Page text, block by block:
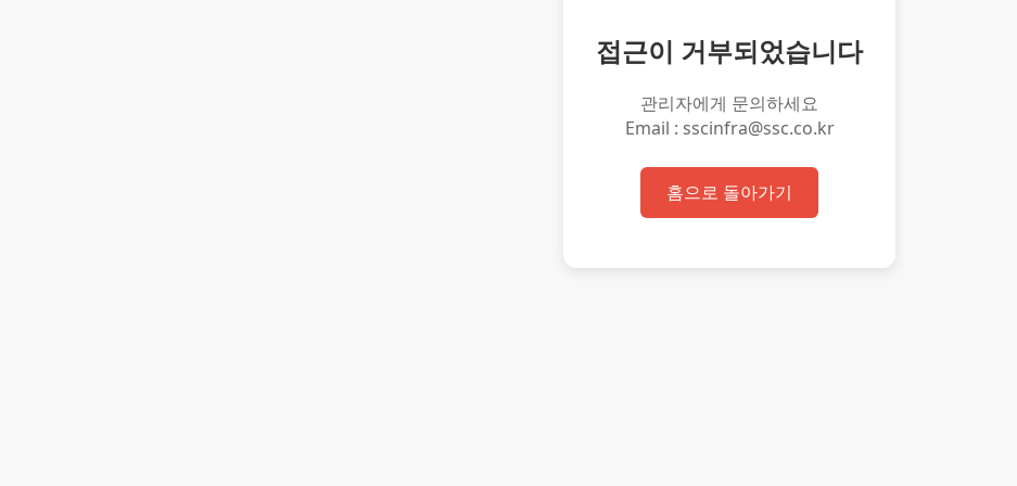
접근이 거부되었습니다
관리자에게 문의하세요
Email : sscinfra@ssc.co.kr
홈으로 돌아가기